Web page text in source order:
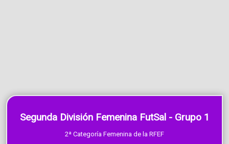
Segunda División Femenina FutSal - Grupo 1
2ª Categoría Femenina de la RFEF